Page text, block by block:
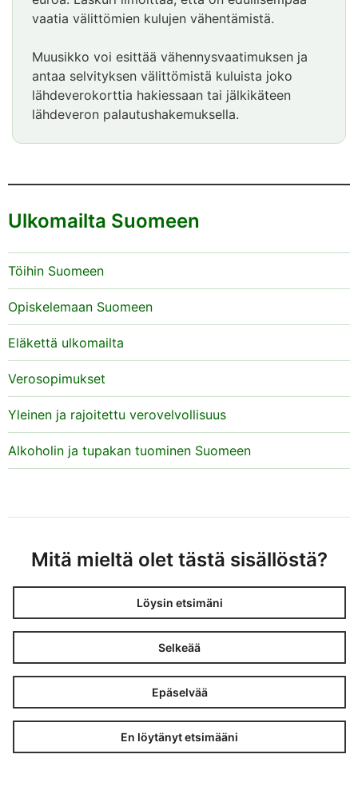
vaatia välittömien kulujen vähentämistä.
Muusikko voi esittää vähennysvaatimuksen ja
antaa selvityksen välittömistä kuluista joko
lähdeverokorttia hakiessaan tai jälkikäteen
lähdeveron palautushakemuksella.
Ulkomailta Suomeen
Töihin Suomeen
Opiskelemaan Suomeen
Eläkettä ulkomailta
Verosopimukset
Yleinen ja rajoitettu verovelvollisuus
Alkoholin ja tupakan tuominen Suomeen
Mitä mieltä olet tästä sisällöstä?
Löysin etsimäni
Selkeää
Epäselvää
En löytänyt etsimääni